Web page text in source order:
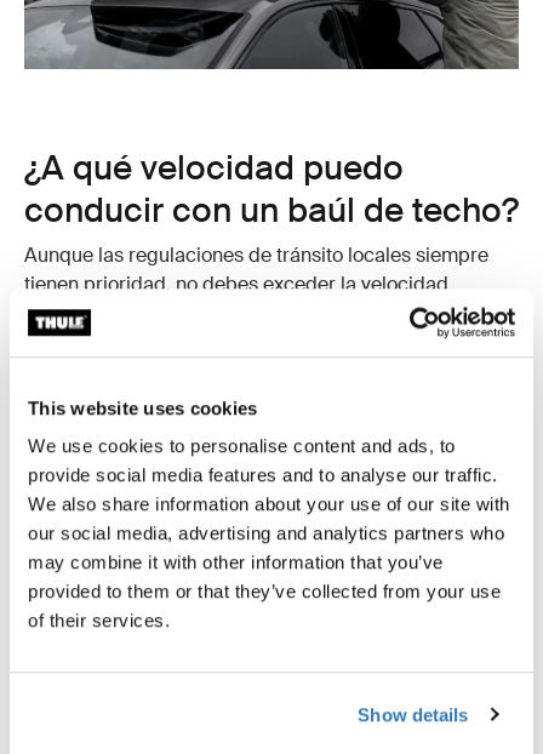
This website uses cookies
We use cookies to personalise content and ads, to
provide social media features and to analyse our traffic.
We also share information about your use of our site with
our social media, advertising and analytics partners who
may combine it with other information that you’ve
provided to them or that they’ve collected from your use
of their services.
Show details
¿A qué velocidad puedo
conducir con un baúl de techo?
Aunque las regulaciones de tránsito locales siempre
tienen prioridad, no debes exceder la velocidad
máxima recomendada al conducir con un baúl de
techo, que generalmente es de 130 km/h.
techo podría cambiar el comportamiento de tu
vehículo. Ajusta tu velocidad según el peso total de la
carga, las condiciones climáticas (como vientos
cruzados fuertes) y la calidad del camino.